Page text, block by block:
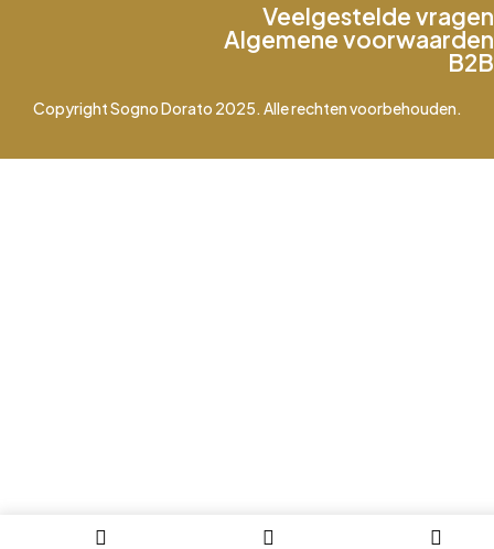
Veelgestelde vragen
Algemene voorwaarden
B2B
Copyright Sogno Dorato 2025. Alle rechten voorbehouden.